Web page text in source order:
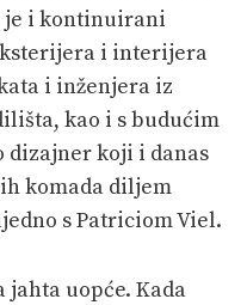
je i kontinuirani
i interijera
i inženjera iz
kao i s budućim
dizajner koji i danas
komada diljem
s Patriciom Viel.
jahta uopće. Kada